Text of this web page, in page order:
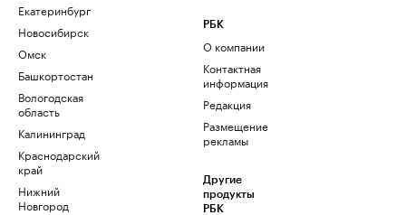
Екатеринбург
Новосибирск
Омск
Башкортостан
Вологодская
область
Калининград
Краснодарский
край
Нижний
Новгород
РБК
О компании
Контактная
информация
Редакция
Размещение
рекламы
Другие
продукты
РБК